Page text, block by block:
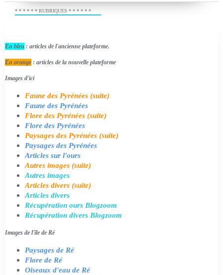
* * * * * * RUBRIQUES * * * * * *
En bleu : articles de l'ancienne plateforme.
En orange : articles de la nouvelle plateforme
Images d'ici
Faune des Pyrénées (suite)
Faune des Pyrénées
Flore des Pyrénées (suite)
Flore des Pyrénées
Paysages des Pyrénées (suite)
Paysages des Pyrénées
Articles sur l'ours
Autres images (suite)
Autres images
Articles divers (suite)
Articles divers
Récupération ours Blogzoom
Récupération divers Blogzoom
Images de l'île de Ré
Paysages de Ré
Flore de Ré
Oiseaux d'eau de Ré